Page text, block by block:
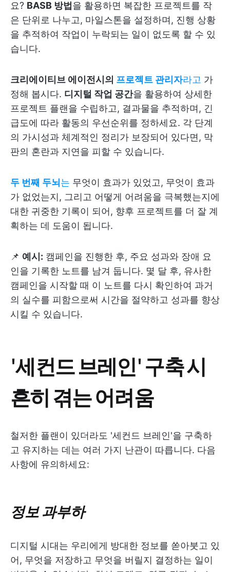
요? BASB 방법 을 활용하면 복잡한 프로젝트를 작
은 단위로 나누고, 마일스톤을 설정하며, 진행 상황
을 추적하여 작업이 누락되는 일이 없도록 할 수 있
습니다.
크리에이티브 에이전시의 프로젝트 관리자라고 가
정해 봅시다. 디지털 작업 공간을 활용하여 상세한
프로젝트 플랜을 수립하고, 결과물을 추적하며, 긴
급도에 따라 활동의 우선순위를 정하세요. 각 단계
의 가시성과 체계적인 정리가 보장되어 있다면, 막
판의 혼란과 지연을 피할 수 있습니다.
두 번째 두뇌 는 무엇이 효과가 있었고, 무엇이 효과
가 없었는지, 그리고 어떻게 어려움을 극복했는지에
대한 귀중한 기록이 되어, 향후 프로젝트를 더 잘 계
획하는 데 도움이 됩니다.
📌 예시: 캠페인을 진행한 후, 주요 성과와 장애 요
인을 기록한 노트를 남겨 둡니다. 몇 달 후, 유사한
캠페인을 시작할 때 이 노트를 다시 확인하여 과거
의 실수를 피함으로써 시간을 절약하고 성과를 향상
시킬 수 있습니다.
'세컨드 브레인' 구축 시
흔히 겪는 어려움
철저한 플랜이 있더라도 '세컨드 브레인'을 구축하
고 유지하는 데는 여러 가지 난관이 따릅니다. 다음
사항에 유의하세요:
정보 과부하
디지털 시대는 우리에게 방대한 정보를 쏟아붓고 있
어, 무엇을 저장하고 무엇을 버릴지 결정하는 일이